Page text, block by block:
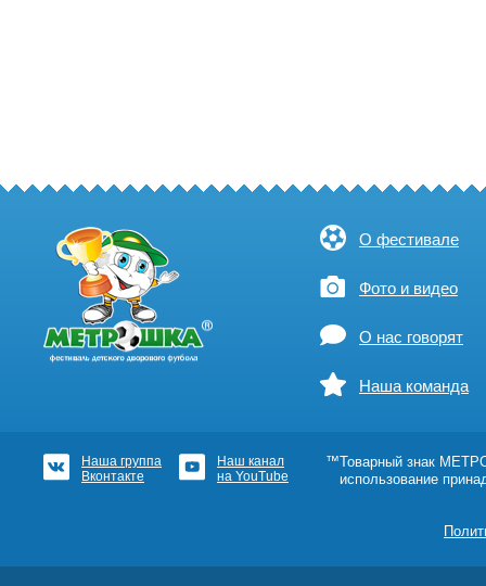
О фестивале
Фото и видео
О нас говорят
Наша команда
Наша группа
Вконтакте
Наш канал
на YouTube
™Товарный знак
использование